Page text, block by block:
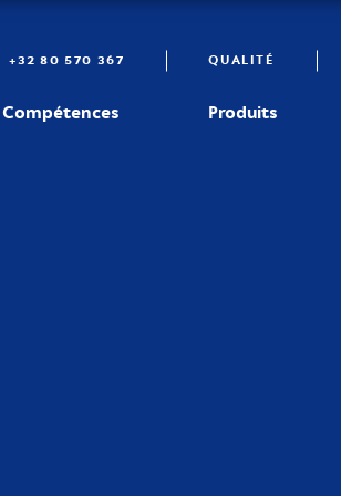
+32 80 570 367 QUALITÉ
Compétences Produits